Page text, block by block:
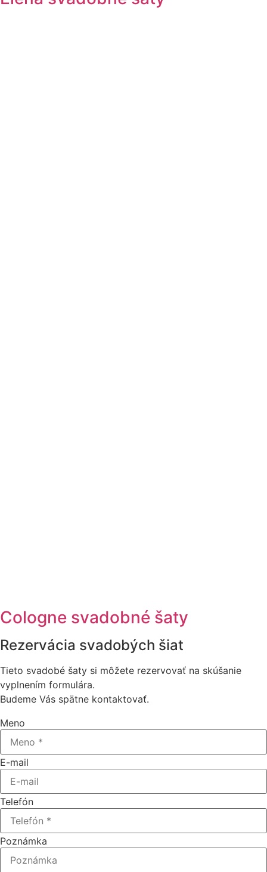
Cologne svadobné šaty
Rezervácia svadobých šiat
Tieto svadobé šaty si môžete rezervovať na skúšanie
vyplnením formulára.
Budeme Vás spätne kontaktovať.
Meno
E-mail
Telefón
Poznámka